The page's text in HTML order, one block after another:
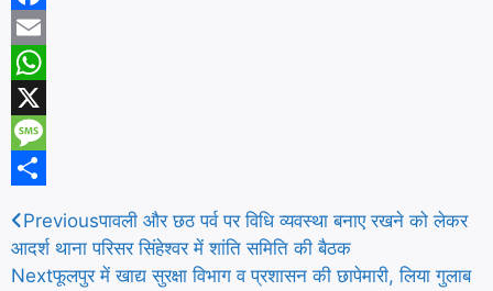
F
a
c
e
b
o
k
E
m
a
W
h
a
s
A
X
M
s
s
h
a
Previousपावली और छठ पर्व पर विधि व्यवस्था बनाए रखने को लेकर
आदर्श थाना परिसर सिंहेश्वर में शांति समिति की बैठक
Nextफूलपुर में खाद्य सुरक्षा विभाग व प्रशासन की छापेमारी, लिया गुलाब